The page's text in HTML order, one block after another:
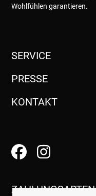
Wohlfühlen garantieren.
SERVICE
PRESSE
KONTAKT
ZAHLUNGSARTEN